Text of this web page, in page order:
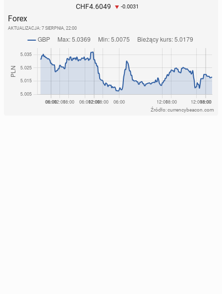
CHF4.6049 -0.0031
Forex
AKTUALIZACJA: 7 SIERPNIA, 22:00
Źródło: currencybeacon.com